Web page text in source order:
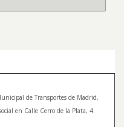
de Transportes de Madrid,
en Calle Cerro de la Plata, 4.